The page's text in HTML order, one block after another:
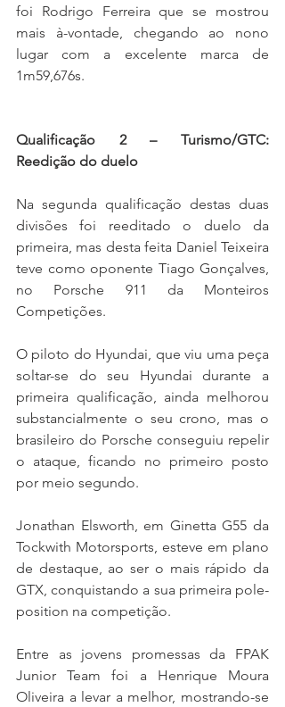
foi Rodrigo Ferreira que se mostrou
mais à-vontade, chegando ao nono
lugar com a excelente marca de
1m59,676s.
Qualificação 2 – Turismo/GTC:
Reedição do duelo
Na segunda qualificação destas duas
divisões foi reeditado o duelo da
primeira, mas desta feita Daniel Teixeira
teve como oponente Tiago Gonçalves,
no Porsche 911 da Monteiros
Competições.
O piloto do Hyundai, que viu uma peça
soltar-se do seu Hyundai durante a
primeira qualificação, ainda melhorou
substancialmente o seu crono, mas o
brasileiro do Porsche conseguiu repelir
o ataque, ficando no primeiro posto
por meio segundo.
Jonathan Elsworth, em Ginetta G55 da
Tockwith Motorsports, esteve em plano
de destaque, ao ser o mais rápido da
GTX, conquistando a sua primeira pole-
position na competição.
Entre as jovens promessas da FPAK
Junior Team foi a Henrique Moura
Oliveira a levar a melhor, mostrando-se